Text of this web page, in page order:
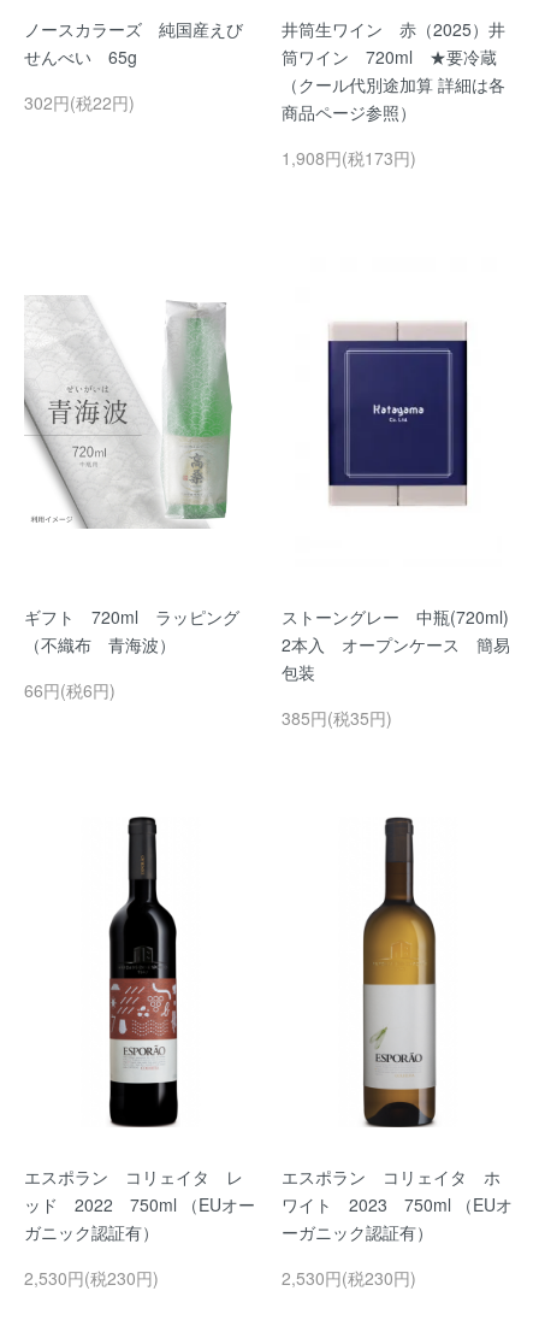
ノースカラーズ 純国産えび
せんべい 65g
302円(税22円)
井筒生ワイン 赤（2025）井
筒ワイン 720ml ★要冷蔵
（クール代別途加算 詳細は各
商品ページ参照）
1,908円(税173円)
ギフト 720ml ラッピング
（不織布 青海波）
66円(税6円)
ストーングレー 中瓶(720ml)
2本入 オープンケース 簡易
包装
385円(税35円)
エスポラン コリェイタ レ
ッド 2022 750ml （EUオー
ガニック認証有）
2,530円(税230円)
エスポラン コリェイタ ホ
ワイト 2023 750ml （EUオ
ーガニック認証有）
2,530円(税230円)